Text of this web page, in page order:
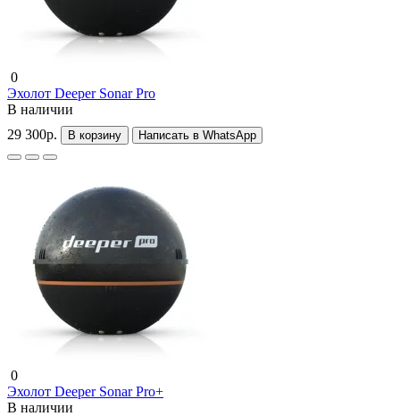
0
Эхолот Deeper Sonar Pro
В наличии
29 300р.
В корзину Написать в WhatsApp
0
Эхолот Deeper Sonar Pro+
В наличии